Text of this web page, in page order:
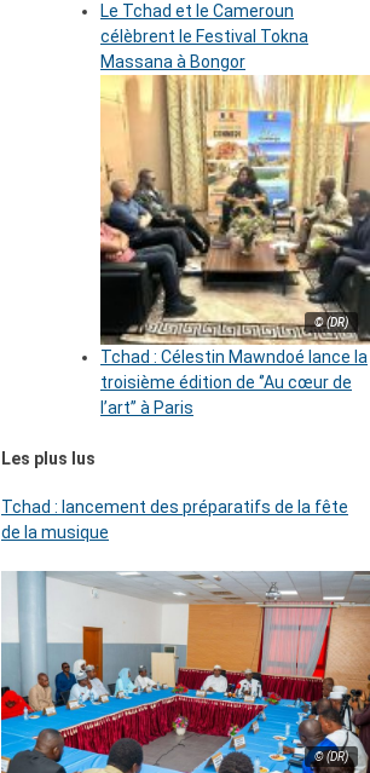
Le Tchad et le Cameroun
célèbrent le Festival Tokna
Massana à Bongor
© (DR)
Tchad : Célestin Mawndoé lance la
troisième édition de ‘’Au cœur de
l’art’’ à Paris
Les plus lus
Tchad : lancement des préparatifs de la fête
de la musique
© (DR)